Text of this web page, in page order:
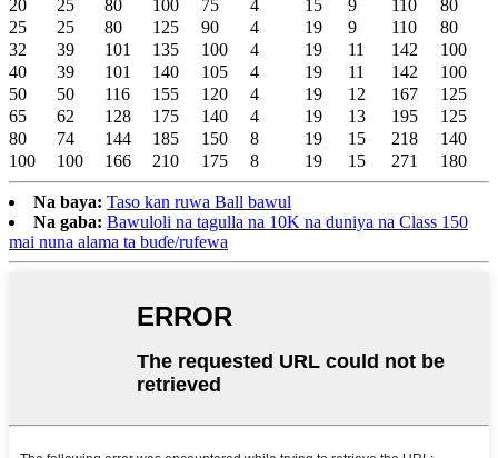
20
25 80 100 75 4 15 9 110
80
25
25 80 125 90 4 19 9 110
80
32
39 101 135 100 4 19 11 142
100
40
39 101 140 105 4 19 11 142
100
50
50 116 155 120 4 19 12 167
125
65
62 128 175 140 4 19 13 195
125
80
74 144 185 150 8 19 15 218
140
100
100 166 210 175 8 19 15 271 180
Na baya: Taso kan ruwa Ball bawul
Na gaba: Bawuloli na tagulla na 10K na duniya na Class 150
mai nuna alama ta buɗe/rufewa